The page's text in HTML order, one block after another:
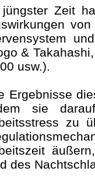
Zeit
&
usw.).
Ergebnisse
sie
zu
des